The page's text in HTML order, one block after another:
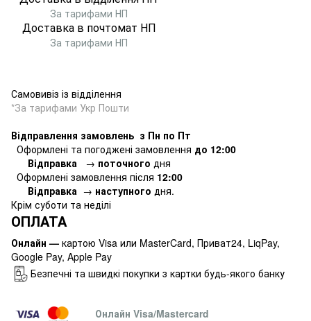
За тарифами НП
Доставка в почтомат НП
За тарифами НП
Самовивіз із відділення
*За тарифами Укр Пошти
Відправлення замовлень з Пн по Пт
Оформлені та погоджені замовлення до 12:00
Відправка
→ поточного дня
Оформлені замовлення після 12:00
Відправка → наступного дня.
Крім суботи та неділі
ОПЛАТА
Онлайн — картою Visa или MasterCard, Приват24, LiqPay,
Google Pay, Apple Pay
Безпечні та швидкі покупки з картки будь-якого банку
Онлайн Visa/Mastercard